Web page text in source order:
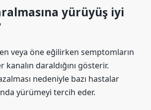
yürüyüş iyi
veya öne eğilirken semptomların
kanalın daraldığını gösterir.
nedeniyle bazı hastalar
yürümeyi tercih eder.